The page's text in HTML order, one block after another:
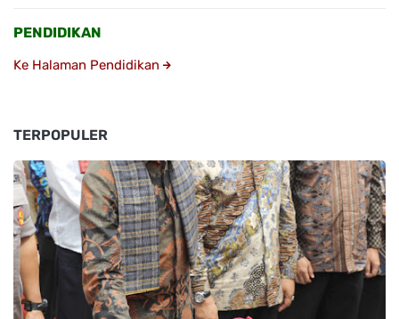
PENDIDIKAN
Ke Halaman Pendidikan
TERPOPULER